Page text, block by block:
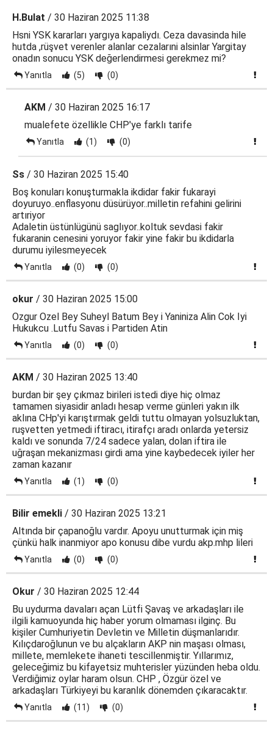
H.Bulat / 30 Haziran 2025 11:38
Hsni YSK kararları yargıya kapaliydı. Ceza davasinda hile
hutda ,rüşvet verenler alanlar cezalarıni alsinlar Yargitay
onadın sonucu YSK değerlendirmesi gerekmez mi?
Yanıtla (5) (0)
AKM / 30 Haziran 2025 16:17
mualefete özellikle CHP'ye farklı tarife
Yanıtla (1) (0)
Ss / 30 Haziran 2025 15:40
Boş konuları konuşturmakla ikdidar fakir fukarayi
doyuruyo..enflasyonu düsürüyor..milletin refahini gelirini
artıriyor
Adaletin üstünlügünü saglıyor..koltuk sevdasi fakir
fukaranin cenesini yoruyor fakir yine fakir bu ikdidarla
durumu iyilesmeyecek
Yanıtla (0) (0)
okur / 30 Haziran 2025 15:00
Ozgur Ozel Bey Suheyl Batum Bey i Yaniniza Alin Cok Iyi
Hukukcu .Lutfu Savas i Partiden Atin
Yanıtla (0) (0)
AKM / 30 Haziran 2025 13:40
burdan bir şey çıkmaz birileri istedi diye hiç olmaz
tamamen siyasidir anladı hesap verme günleri yakın ilk
aklına CHp'yi karıştırmak geldi tuttu olmayan yolsuzluktan,
ruşvetten yetmedi iftiracı, itirafçı aradı onlarda yetersiz
kaldı ve sonunda 7/24 sadece yalan, dolan iftira ile
uğraşan mekanizması girdi ama yine kaybedecek iyiler her
zaman kazanır
Yanıtla (1) (0)
Bilir emekli / 30 Haziran 2025 13:21
Altında bir çapanoğlu vardır. Apoyu unutturmak için miş
çünkü halk inanmiyor apo konusu dibe vurdu akp.mhp lileri
Yanıtla (0) (0)
Okur / 30 Haziran 2025 12:44
Bu uydurma davaları açan Lütfi Şavaş ve arkadaşları ile
ilgili kamuoyunda hiç haber yorum olmaması ilginç. Bu
kişiler Cumhuriyetin Devletin ve Milletin düşmanlarıdır.
Kılıçdaroğlunun ve bu alçakların AKP nin maşası olması,
millete, memlekete ihaneti tescillenmiştir. Yıllarımız,
geleceğimiz bu kifayetsiz muhterisler yüzünden heba oldu.
Verdiğimiz oylar haram olsun. CHP , Özgür özel ve
arkadaşları Türkiyeyi bu karanlık dönemden çıkaracaktır.
Yanıtla (11) (0)